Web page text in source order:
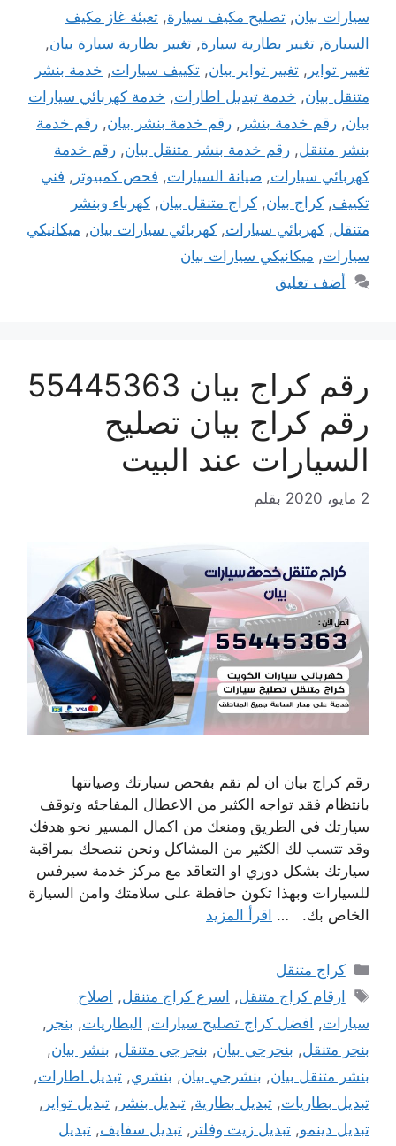
سيارات بيان, تصليح مكيف سيارة, تعبئة غاز مكيف
السيارة, تغيير بطارية سيارة, تغيير بطارية سيارة بيان,
تغيير تواير , تغيير تواير بيان, تكييف سيارات, خدمة بنشر
متنقل بيان, خدمة تبديل اطارات, خدمة كهربائي سيارات
بيان, رقم خدمة بنشر , رقم خدمة بنشر بيان, رقم خدمة
بنشر متنقل, رقم خدمة بنشر متنقل بيان, رقم خدمة
كهربائي سيارات, صيانة السيارات, فحص كمبيوتر , فني
تكييف, كراج بيان, كراج متنقل بيان, كهرباء وبنشر
متنقل, كهربائي سيارات, كهربائي سيارات بيان, ميكانيكي
سيارات, ميكانيكي سيارات بيان
أضف تعليق
رقم كراج بيان 55445363
رقم كراج بيان تصليح
السيارات عند البيت
2 مايو، 2020 بقلم
رقم كراج بيان ان لم تقم بفحص سيارتك وصيانتها
بانتظام فقد تواجه الكثير من الاعطال المفاجئه وتوقف
سيارتك في الطريق ومنعك من اكمال المسير نحو هدفك
وقد تتسب لك الكثير من المشاكل ونحن ننصحك بمراقبة
سيارتك بشكل دوري او التعاقد مع مركز خدمة سيرفس
للسيارات وبهذا تكون حافظة على سلامتك وامن السيارة
الخاص بك. … اقرأ المزيد
التصنيفات
كراج متنقل
الوسوم
ارقام كراج متنقل, اسرع كراج متنقل, اصلاح
سيارات, افضل كراج تصليح سيارات, البطاريات, بنجر ,
بنجر متنقل, بنجرجي بيان, بنجرجي متنقل, بنشر بيان,
بنشر متنقل بيان, بنشرجي بيان, بنشري, تبديل اطارات,
تبديل بطاريات, تبديل بطارية, تبديل بنشر , تبديل تواير ,
تبديل دينمو, تبديل زيت وفلتر , تبديل سفايف, تبديل